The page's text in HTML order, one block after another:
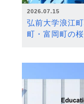
2026.07.15
弘前大学浪江
町・富岡町の